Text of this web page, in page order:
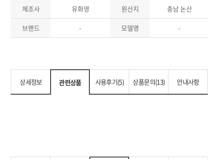
제조사 유화영 원산지 충남 논산
브랜드 - 모델명 -
상세정보 관련상품 사용후기(5) 상품문의(13) 안내사항